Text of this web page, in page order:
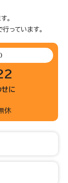
。
っています。
せに
休